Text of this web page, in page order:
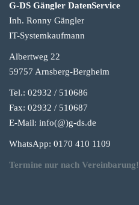
G-DS Gängler DatenService
Inh. Ronny Gängler
IT-Systemkaufmann
Albertweg 22
59757 Arnsberg-Bergheim
Tel.: 02932 / 510686
Fax: 02932 / 510687
E-Mail: info(@)g-ds.de
WhatsApp: 0170 410 1109
Termine nur nach Vereinbarung!